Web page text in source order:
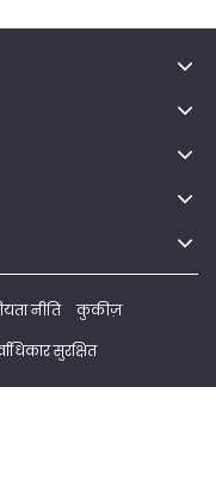
नीति
कुकीज़
सुरक्षित